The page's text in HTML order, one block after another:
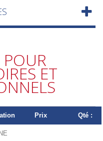
POUR
ET
Prix Qté :